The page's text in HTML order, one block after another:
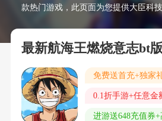
款热门游戏，此页面为您提供大臣科技
最新航海王燃烧意志bt
免费送首充+独家
0.1折手游+任意金
进游送648充值券